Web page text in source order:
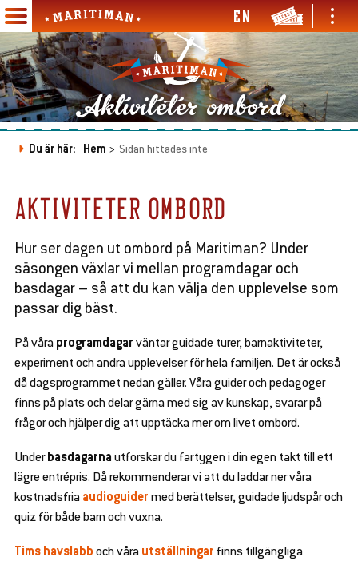
Hoppa
till
huvudinnehåll
Open
and
close
menu
Maritiman
EN
Open
and
Main
navigation
Aktiviteter ombord
Länkstig
Du är här: Hem Sidan hittades inte
AKTIVITETER OMBORD
Hur ser dagen ut ombord på Maritiman? Under
säsongen växlar vi mellan programdagar och
basdagar – så att du kan välja den upplevelse som
passar dig bäst.
På våraprogramdagarväntar guidade turer, barnaktiviteter,
experiment och andra upplevelser för hela familjen. Det är också
då dagsprogrammet nedan gäller. Våra guider och pedagoger
finns på plats och delar gärna med sig av kunskap, svarar på
frågor och hjälper dig att upptäcka mer om livet ombord.
Underbasdagarnautforskar du fartygen i din egen takt till ett
lägre entrépris. Då rekommenderar vi att du laddar ner våra
kostnadsfriaaudioguidermed berättelser, guidade ljudspår och
quiz för både barn och vuxna.
Tims havslabboch vårautställningar finns tillgängliga